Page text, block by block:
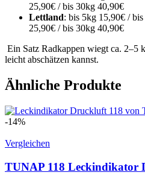
25,90€ / bis 30kg 40,90€
Lettland: bis 5kg 15,90€ /
25,90€ / bis 30kg 40,90€
Ein Satz Radkappen wiegt ca. 2–5
leicht abschätzen kannst.
Ähnliche Produkte
-14%
Vergleichen
TUNAP 118 Leckindikator